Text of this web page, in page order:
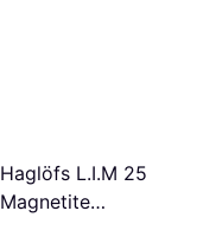
Haglöfs L.I.M 25
Magnetite